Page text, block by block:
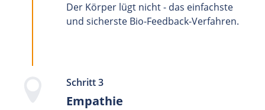
Der Körper lügt nicht - das einfachste
und sicherste Bio-Feedback-Verfahren.
Schritt 3
Empathie